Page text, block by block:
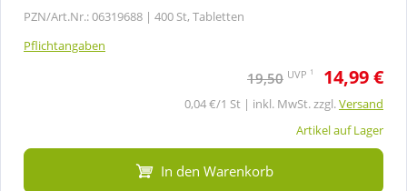
PZN/Art.Nr.: 06319688 | 400 St, Tabletten
Pflichtangaben
19,50 UVP 1 14,99 €
0,04 €/1 St | inkl. MwSt. zzgl.Versand
Artikel auf Lager
In den Warenkorb